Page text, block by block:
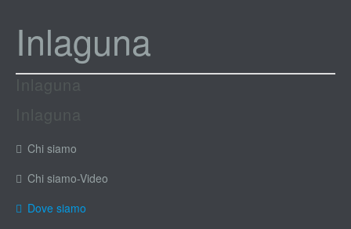
Inlaguna
Chi siamo
Chi siamo-Video
Dove siamo